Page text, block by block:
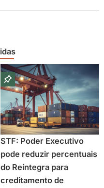
STF: Poder Executivo
pode reduzir percentuais
do Reintegra para
creditamento de